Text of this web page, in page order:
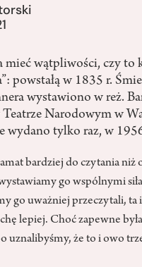
mieć wątpliwości, czy to
powstałą w 1835 r.
wystawiono w reż.
Narodowym w
wydano tylko raz, w
bardziej do czytania niż
go wspólnymi
go uważniej przeczytali, ta
lepiej. Choć zapewne
uznalibyśmy, że to i owo